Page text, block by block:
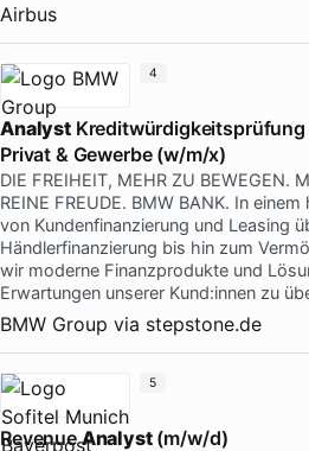
Airbus
AnalystKreditwürdigkeitsprüfung
Privat & Gewerbe (w/m/x)
DIE FREIHEIT, MEHR ZU BEWEGEN.
REINE FREUDE. BMW BANK. In
von Kundenfinanzierung und Leasing
Händlerfinanzierung bis hin zum
wir moderne Finanzprodukte und
Erwartungen unserer Kund:innen zu
BMW Group via stepstone.de
4
RevenueAnalyst(m/w/d)
5